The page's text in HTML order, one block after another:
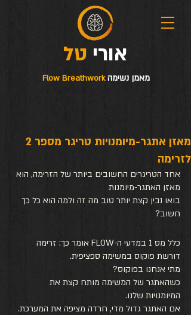
אורי
מאמן נשימהFlow Breathwork
מאזן אתגר-מיומנויות טריגר מספר 2
לזרימה
אחד הטריגרים החשובים ביותר של הזרימה, הוא
מאזן האתגר-מיומנות
בואו נבין קצת יותר טוב מה זה ולמה הוא כל כך
חשוב?
כלל מס 1 במדעי ה-FLOW אומר כך: זרימה
דורשת פוקוס במשימה ספציפית.
מתי אנחנו בפוקוס?
כשהאתגר של המשימה מותח קצת את
המיומנויות שלנו.
אם האתגר גדול מדי, חרדה מציפה את המערכת.